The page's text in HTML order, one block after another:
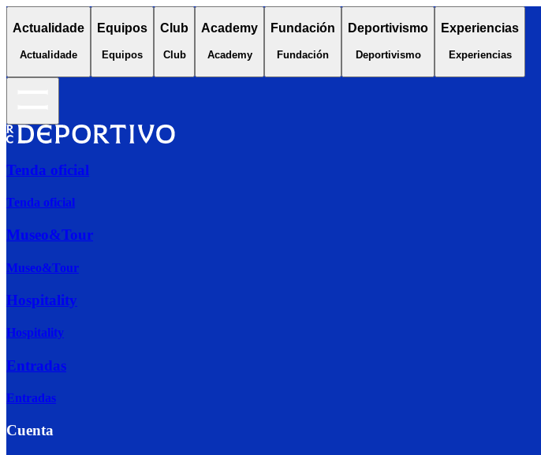
Actualidade
Actualidade
Equipos
Equipos
Club
Club
Academy
Academy
Fundación
Fundación
Deportivismo
Deportivismo
Experiencias
Experiencias
Tenda oficial
Tenda oficial
Museo&Tour
Museo&Tour
Hospitality
Hospitality
Entradas
Entradas
Cuenta